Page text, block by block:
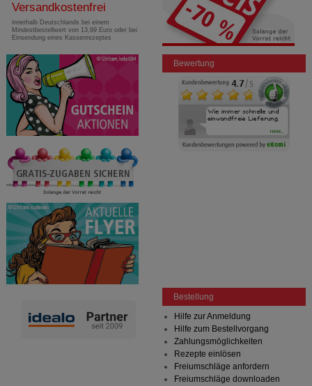
Versandkostenfrei
innerhalb Deutschlands bei einem
Mindestbestellwert von 13,99 Euro oder bei
Einsendung eines Kassenrezeptes
Bewertung
Bestellung
Hilfe zur Anmeldung
Hilfe zum Bestellvorgang
Zahlungsmöglichkeiten
Rezepte einlösen
Freiumschläge anfordern
Freiumschläge downloaden